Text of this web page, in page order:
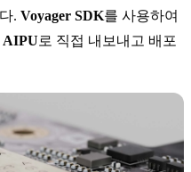
. Voyager SDK를 사용하여
AIPU로 직접 내보내고 배포